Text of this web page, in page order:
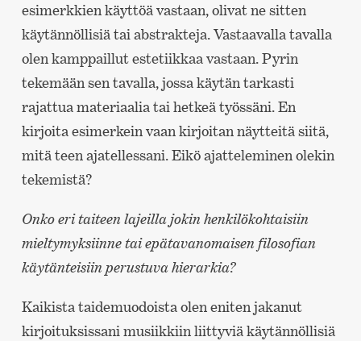
esimerkkien käyttöä vastaan, olivat ne sitten
käytännöllisiä tai abstrakteja. Vastaavalla tavalla
olen kamppaillut estetiikkaa vastaan. Pyrin
tekemään sen tavalla, jossa käytän tarkasti
rajattua materiaalia tai hetkeä työssäni. En
kirjoita esimerkein vaan kirjoitan näytteitä siitä,
mitä teen ajatellessani. Eikö ajatteleminen olekin
tekemistä?
Onko eri taiteen lajeilla jokin henkilökohtaisiin
mieltymyksiinne tai epätavanomaisen filosofian
käytänteisiin perustuva hierarkia?
Kaikista taidemuodoista olen eniten jakanut
kirjoituksissani musiikkiin liittyviä käytännöllisiä